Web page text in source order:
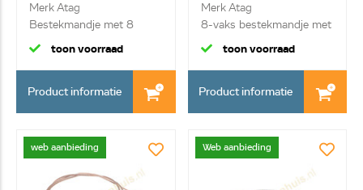
Merk Atag
Bestekmandje met 8
vakken en...
toon voorraad
Product informatie
Merk Atag
8-vaks bestekmandje met
gre...
toon voorraad
Product informatie
web aanbieding Web aanbieding